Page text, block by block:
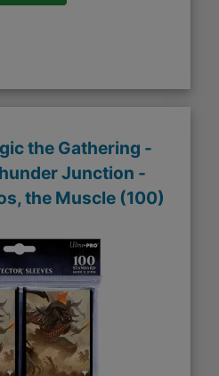
the Gathering -
Junction -
the Muscle (100)